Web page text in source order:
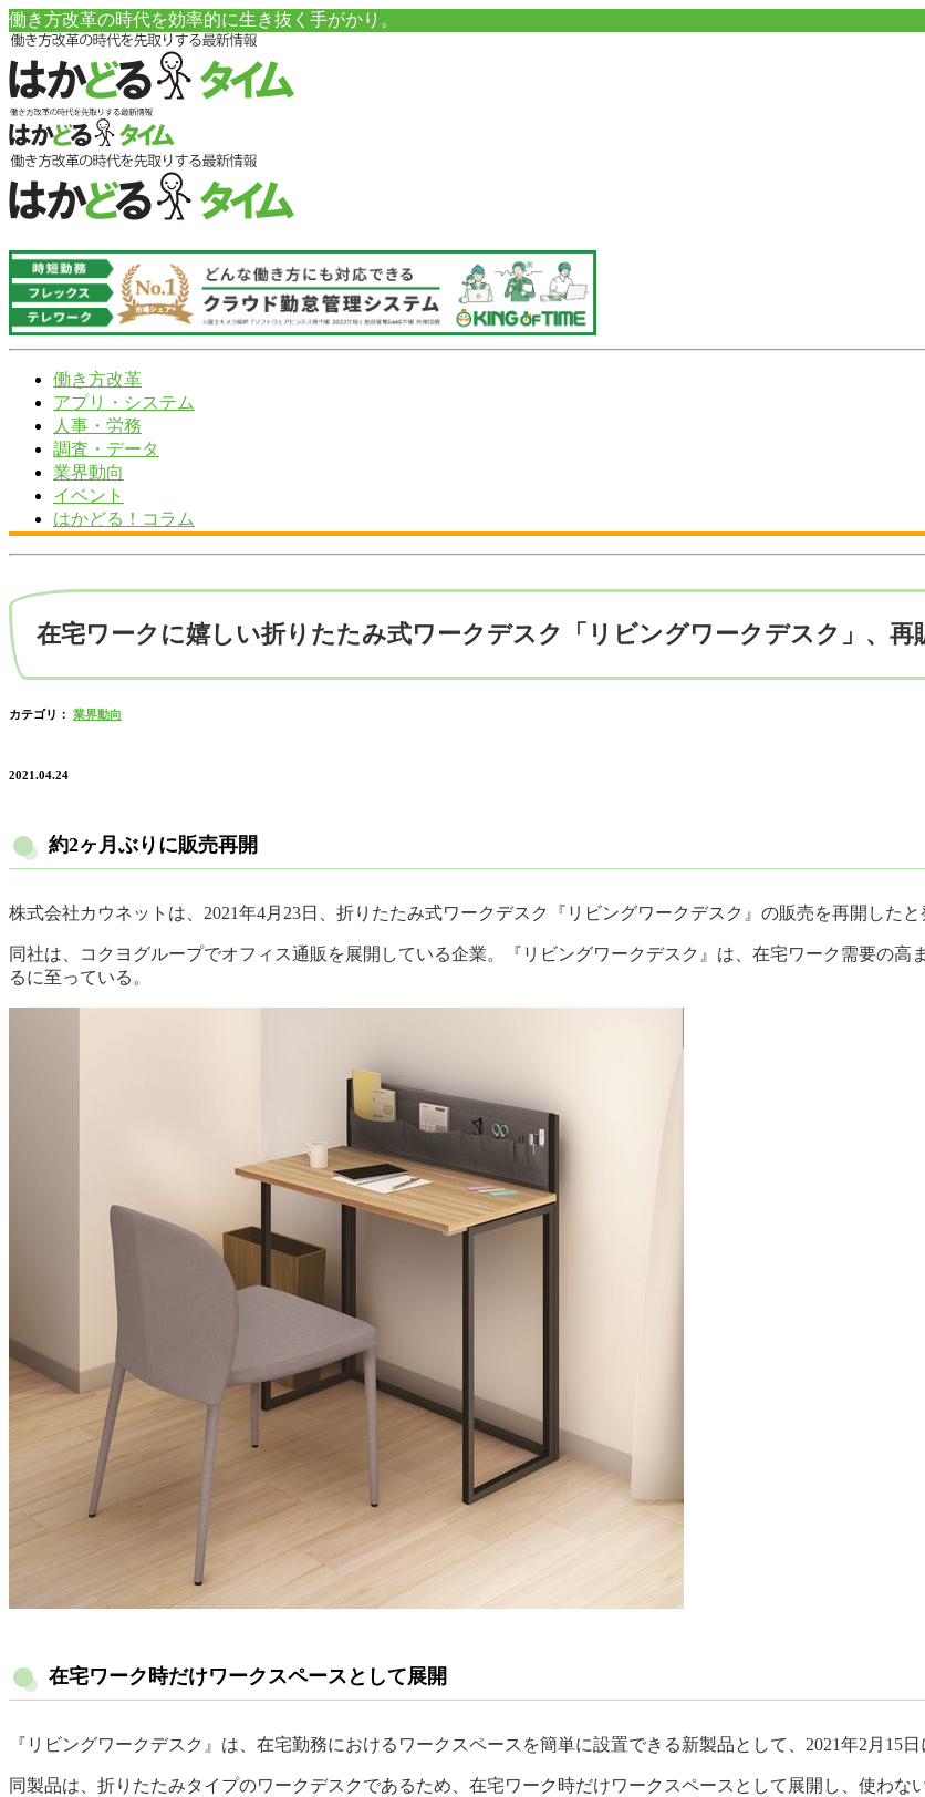
働き方改革の時代を効率的に生き抜く手がかり。
働き方改革
アプリ・システム
人事・労務
調査・データ
業界動向
イベント
はかどる！コラム
在宅ワークに嬉しい折りたたみ式ワークデスク「リビングワークデスク」、再
カテゴリ： 業界動向
2021.04.24
約2ヶ月ぶりに販売再開
株式会社カウネットは、2021年4月23日、折りたたみ式ワークデスク『リビングワークデスク』の販売を再開したと
同社は、コクヨグループでオフィス通販を展開している企業。『リビングワークデスク』は、在宅ワーク需要の
るに至っている。
在宅ワーク時だけワークスペースとして展開
『リビングワークデスク』は、在宅勤務におけるワークスペースを簡単に設置できる新製品として、2021年2月15日
同製品は、折りたたみタイプのワークデスクであるため、在宅ワーク時だけワークスペースとして展開し、使わ